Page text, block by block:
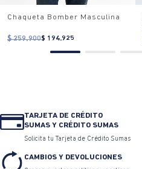
Chaqueta Bomber Masculina
$ 259.900$ 194.925
TARJETA DE CRÉDITO
SUMAS Y CRÉDITO SUMAS
Solicita tu Tarjeta de Crédito Sumas
CAMBIOS Y DEVOLUCIONES